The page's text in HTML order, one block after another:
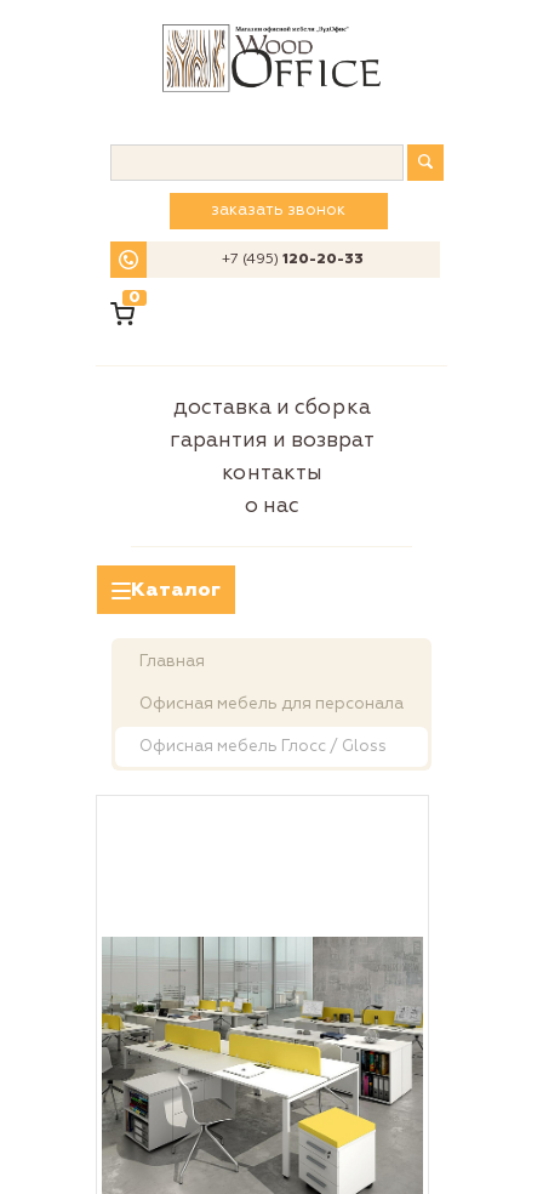
заказать звонок
+7 (495)120-20-33
0
доставка и сборка
гарантия и возврат
контакты
о нас
Каталог
Главная
Офисная мебель для персонала
Офисная мебель Глосс / Gloss